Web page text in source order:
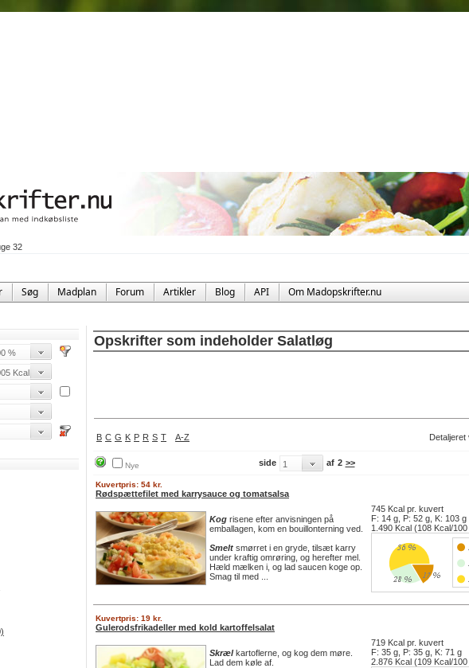
32
Søg Madplan Forum Artikler Blog API Om Madopskrifter.nu
Opskrifter som indeholder Salatløg
B C G K P R S T A-Z Detaljeret
Nye side af 2 >>
Kuvertpris: 54 kr.
Rødspættefilet med karrysauce og tomatsalsa
Kog risene efter anvisningen på
emballagen, kom en bouillonterning ved.
Smelt smørret i en gryde, tilsæt karry
under kraftig omrøring, og herefter mel.
Hæld mælken i, og lad saucen koge op.
Smag til med ...
745 Kcal pr. kuvert
F: 14 g, P: 52 g, K: 103 g
1.490 Kcal (108 Kcal/100
Kuvertpris: 19 kr.
Gulerodsfrikadeller med kold kartoffelsalat
Skrælkartoflerne, og kog dem møre.
Lad dem køle af.
719 Kcal pr. kuvert
F: 35 g, P: 35 g, K: 71 g
2.876 Kcal (109 Kcal/100